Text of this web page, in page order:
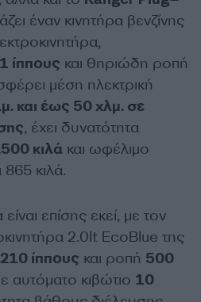
έναν κινητήρα βενζίνης
ίππους και θηριώδη ροπή
μέση ηλεκτρική
και έως 50 χλμ. σε
, έχει δυνατότητα
κιλά και ωφέλιμο
κιλά.
είναι επίσης εκεί, με τον
2.0lt EcoBlue της
210 ίππους και ροπή 500
κιβώτιο 10